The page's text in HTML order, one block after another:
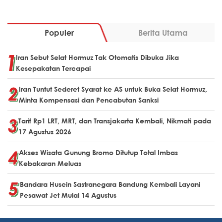
Populer Berita Utama
Iran Sebut Selat Hormuz Tak Otomatis Dibuka Jika
Kesepakatan Tercapai
Iran Tuntut Sederet Syarat ke AS untuk Buka Selat Hormuz,
Minta Kompensasi dan Pencabutan Sanksi
Tarif Rp1 LRT, MRT, dan Transjakarta Kembali, Nikmati pada
17 Agustus 2026
Akses Wisata Gunung Bromo Ditutup Total Imbas
Kebakaran Meluas
Bandara Husein Sastranegara Bandung Kembali Layani
Pesawat Jet Mulai 14 Agustus